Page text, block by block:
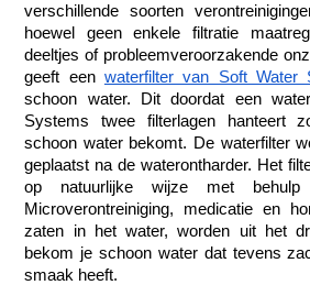
verschillende soorten
hoewel geen enkele filtratie
deeltjes of probleemveroorzakende
geeft een waterfilter van Soft Water
schoon water. Dit doordat een
Systems twee filterlagen hanteert
schoon water bekomt. De waterfilter
geplaatst na de waterontharder. Het
op natuurlijke wijze met
Microverontreiniging, medicatie en
zaten in het water, worden uit het
bekom je schoon water dat tevens
smaak heeft.